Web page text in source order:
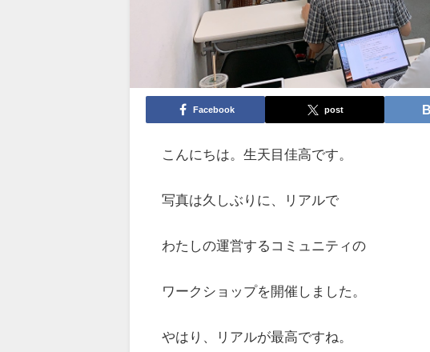
Facebook post
こんにちは。生天目佳高です。
写真は久しぶりに、リアルで
わたしの運営するコミュニティの
ワークショップを開催しました。
やはり、リアルが最高ですね。